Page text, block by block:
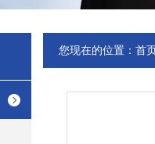
您现在的位置： 首